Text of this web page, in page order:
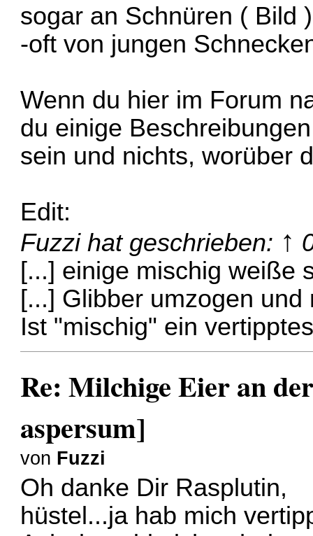
sogar an Schnüren ( Bild )
-oft von jungen
Wenn du hier im Forum
du einige
sein und nichts, worüber
Edit:
Fuzzihat geschrieben: ↑
[...] einige mischig weiße
[...] Glibber umzogen und
Ist "mischig" ein
Re: Milchige Eier an
aspersum]
von Fuzzi
Oh danke Dir Rasplutin,
hüstel...ja hab mich